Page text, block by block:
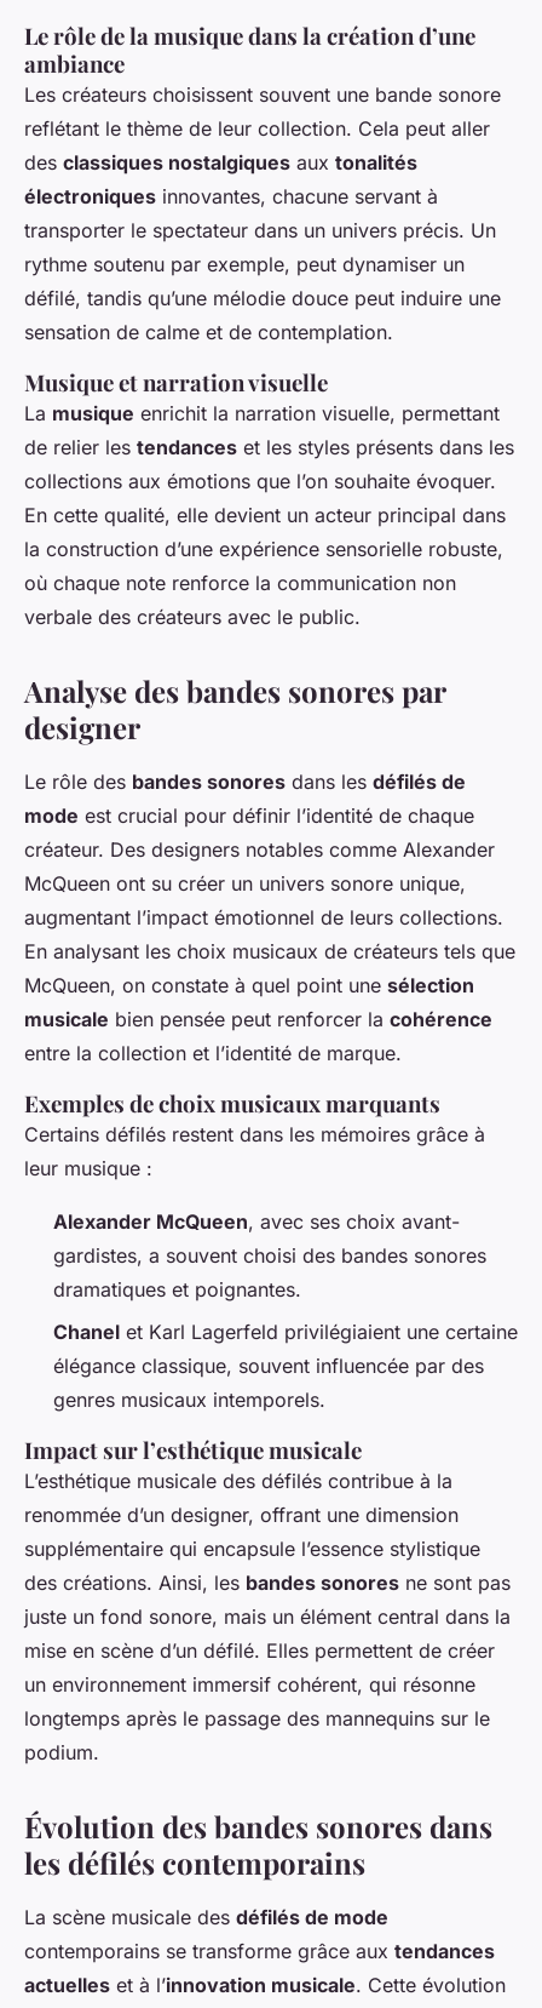
Le rôle de la musique dans la création d’une
ambiance
Les créateurs choisissent souvent une bande sonore
reflétant le thème de leur collection. Cela peut aller
des classiques nostalgiques aux tonalités
électroniques innovantes, chacune servant à
transporter le spectateur dans un univers précis. Un
rythme soutenu par exemple, peut dynamiser un
défilé, tandis qu’une mélodie douce peut induire une
sensation de calme et de contemplation.
Musique et narration visuelle
La musique enrichit la narration visuelle, permettant
de relier les tendances et les styles présents dans les
collections aux émotions que l’on souhaite évoquer.
En cette qualité, elle devient un acteur principal dans
la construction d’une expérience sensorielle robuste,
où chaque note renforce la communication non
verbale des créateurs avec le public.
Analyse des bandes sonores par
designer
Le rôle des bandes sonores dans les défilés de
mode est crucial pour définir l’identité de chaque
créateur. Des designers notables comme Alexander
McQueen ont su créer un univers sonore unique,
augmentant l’impact émotionnel de leurs collections.
En analysant les choix musicaux de créateurs tels que
McQueen, on constate à quel point une sélection
musicale bien pensée peut renforcer la cohérence
entre la collection et l’identité de marque.
Exemples de choix musicaux marquants
Certains défilés restent dans les mémoires grâce à
leur musique :
Alexander McQueen, avec ses choix avant-
gardistes, a souvent choisi des bandes sonores
dramatiques et poignantes.
Chanel et Karl Lagerfeld privilégiaient une certaine
élégance classique, souvent influencée par des
genres musicaux intemporels.
Impact sur l’esthétique musicale
L’esthétique musicale des défilés contribue à la
renommée d’un designer, offrant une dimension
supplémentaire qui encapsule l’essence stylistique
des créations. Ainsi, les bandes sonores ne sont pas
juste un fond sonore, mais un élément central dans la
mise en scène d’un défilé. Elles permettent de créer
un environnement immersif cohérent, qui résonne
longtemps après le passage des mannequins sur le
podium.
Évolution des bandes sonores dans
les défilés contemporains
La scène musicale des défilés de mode
contemporains se transforme grâce aux tendances
actuelles et à l’innovation musicale. Cette évolution